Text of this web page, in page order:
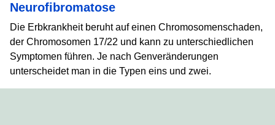
Neurofibromatose
Die Erbkrankheit beruht auf einen Chromosomenschaden,
der Chromosomen 17/22 und kann zu unterschiedlichen
Symptomen führen. Je nach Genveränderungen
unterscheidet man in die Typen eins und zwei.